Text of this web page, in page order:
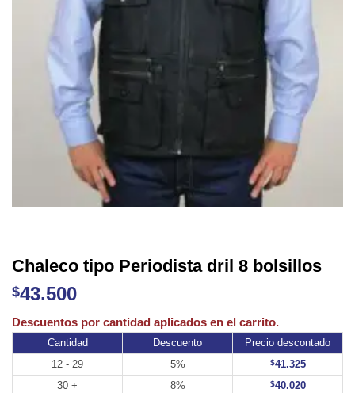
Chaleco tipo Periodista dril 8 bolsillos
$43.500
Cantidad Descuento
Precio descontado
12 - 29
5% $41.325
30 +
8% $40.020